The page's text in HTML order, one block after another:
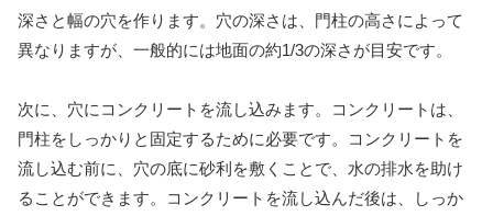
深さと幅の穴を作ります。穴の深さは、門柱の高さによって
異なりますが、一般的には地面の約1/3の深さが目安です。
次に、穴にコンクリートを流し込みます。コンクリートは、
門柱をしっかりと固定するために必要です。コンクリートを
流し込む前に、穴の底に砂利を敷くことで、水の排水を助け
ることができます。コンクリートを流し込んだ後は、しっか